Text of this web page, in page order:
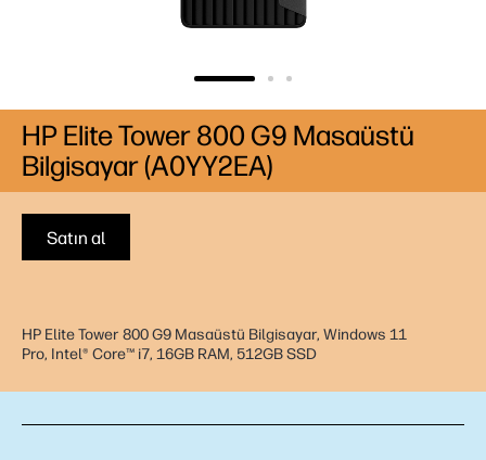
Satın al
HP Elite Tower 800 G9 Masaüstü Bilgisayar, Windows 11
Pro, Intel® Core™ i7, 16GB RAM, 512GB SSD
HP Elite Tower 800 G9 Masaüstü
Bilgisayar (A0YY2EA)